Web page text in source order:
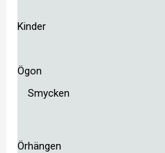
Kinder
Ögon
Smycken
Örhängen